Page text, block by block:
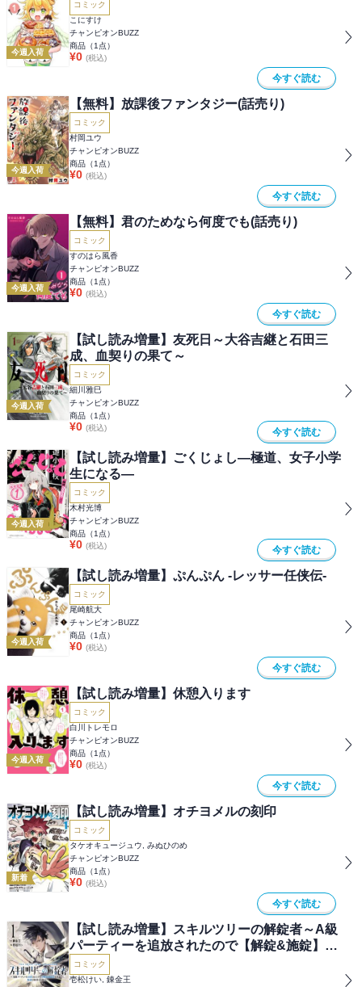
今週入荷
コミック
こにすけ
チャンピオンBUZZ
商品（1 点）
¥0 (税込)
今すぐ読む
今週入荷
【無料】放課後ファンタジー(話売り)
コミック
村岡ユウ
チャンピオンBUZZ
商品（1 点）
¥0 (税込)
今すぐ読む
今週入荷
【無料】君のためなら何度でも(話売り)
コミック
すのはら風香
チャンピオンBUZZ
商品（1 点）
¥0 (税込)
今すぐ読む
今週入荷
【試し読み増量】友死日～大谷吉継と石田三
成、血契りの果て～
コミック
細川雅巳
チャンピオンBUZZ
商品（1 点）
¥0 (税込) 今すぐ読む
今週入荷
【試し読み増量】ごくじょし―極道、女子小学
生になる―
コミック
木村光博
チャンピオンBUZZ
商品（1 点）
¥0 (税込) 今すぐ読む
今週入荷
【試し読み増量】ぷんぷん -レッサー任侠伝-
コミック
尾崎航大
チャンピオンBUZZ
商品（1 点）
¥0 (税込)
今すぐ読む
今週入荷
【試し読み増量】休憩入ります
コミック
白川トレモロ
チャンピオンBUZZ
商品（1 点）
¥0 (税込)
今すぐ読む
新着
【試し読み増量】オチヨメルの刻印
コミック
タケオキュージュウ, みぬひのめ
チャンピオンBUZZ
商品（1 点）
¥0 (税込)
今すぐ読む
【試し読み増量】スキルツリーの解錠者～A級
パーティーを追放されたので【解錠&施錠】を
活かして、S級冒険者を目指す～
コミック
壱松けい, 錬金王